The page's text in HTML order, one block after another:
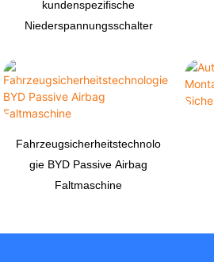
kundenspezifische
Niederspannungsschalter
Fahrzeugsicherheitstechnolo
gie BYD Passive Airbag
Faltmaschine